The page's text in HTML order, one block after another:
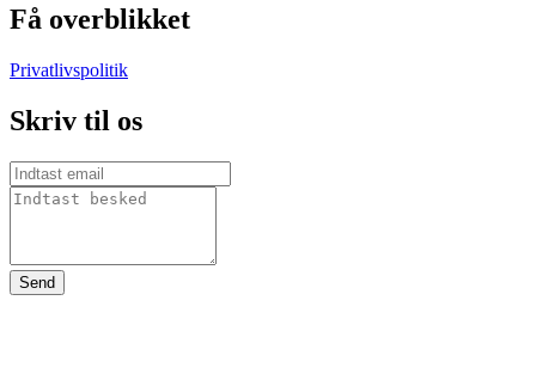
Få overblikket
Privatlivspolitik
Skriv til os